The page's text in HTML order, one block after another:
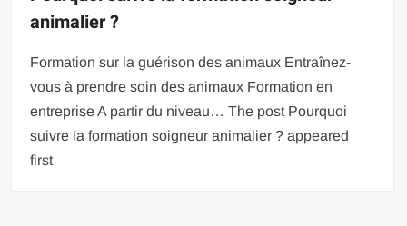
animalier ?
Formation sur la guérison des animaux Entraînez-
vous à prendre soin des animaux Formation en
entreprise A partir du niveau… The post Pourquoi
suivre la formation soigneur animalier ? appeared
first